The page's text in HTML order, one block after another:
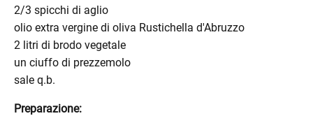
2/3 spicchi di aglio
olio extra vergine di oliva Rustichella d'Abruzzo
2 litri di brodo vegetale
un ciuffo di prezzemolo
sale q.b.
Preparazione: